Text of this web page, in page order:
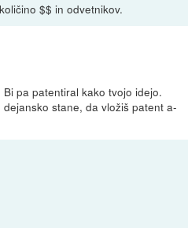
$$ in odvetnikov.
pa patentiral kako tvojo idejo.
stane, da vložiš patent a-